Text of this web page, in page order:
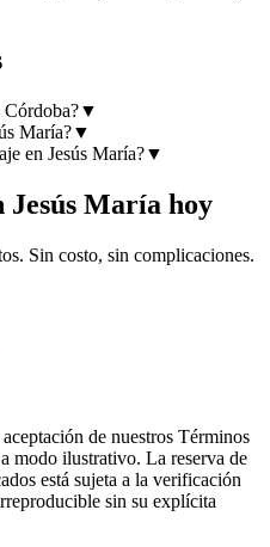
Córdoba?▼
María?▼
en Jesús María?▼
Jesús María hoy
Sin costo, sin complicaciones.
de nuestros Términos
modo ilustrativo. La reserva de
está sujeta a la verificación
sin su explícita